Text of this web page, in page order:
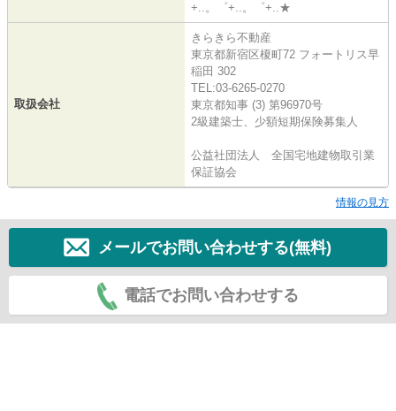
+..。゜+..。゜+..★
取扱会社
きらきら不動産
東京都新宿区榎町72 フォートリス早
稲田 302
TEL:03-6265-0270
東京都知事 (3) 第96970号
2級建築士、少額短期保険募集人
公益社団法人 全国宅地建物取引業
保証協会
情報の見方
メールでお問い合わせする(無料)
電話でお問い合わせする